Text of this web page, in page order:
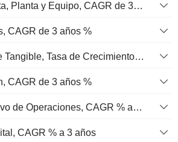
Propiedad Neta, Planta y Equipo, CAGR de 3 Años %
CAGR de 3 años %
Valor Contable Tangible, Tasa de Crecimiento Anual Compuesta de 3 Años %
CAGR de 3 años %
Flujo de Efectivo de Operaciones, CAGR % a 3 años
CAGR % a 3 años